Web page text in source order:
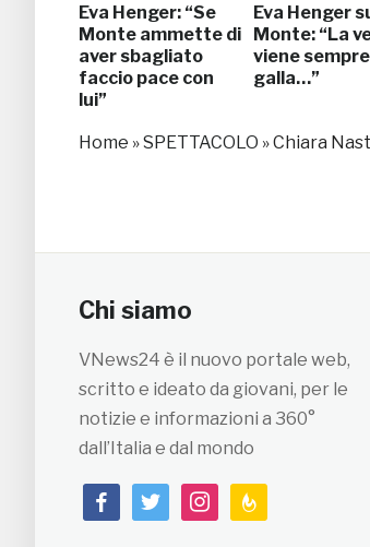
Eva Henger: “Se
Monte ammette di
aver sbagliato
faccio pace con
lui”
Eva Henger
Monte: “La
viene
galla…”
Home »SPETTACOLO »Chiara
Chi siamo
VNews24 è il nuovo portale web,
scritto e ideato da giovani, per le
notizie e informazioni a 360°
dall’Italia e dal mondo
facebooktwitterinstagramfeedburner